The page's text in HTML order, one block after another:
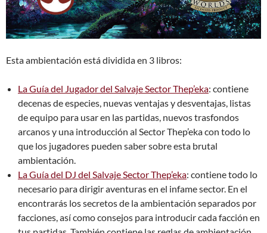
Esta ambientación está dividida en 3 libros:
La Guía del Jugador del Salvaje Sector Thep’eka: contiene
decenas de especies, nuevas ventajas y desventajas, listas
de equipo para usar en las partidas, nuevos trasfondos
arcanos y una introducción al Sector Thep’eka con todo lo
que los jugadores pueden saber sobre esta brutal
ambientación.
La Guía del DJ del Salvaje Sector Thep’eka: contiene todo lo
necesario para dirigir aventuras en el infame sector. En el
encontrarás los secretos de la ambientación separados por
facciones, así como consejos para introducir cada facción en